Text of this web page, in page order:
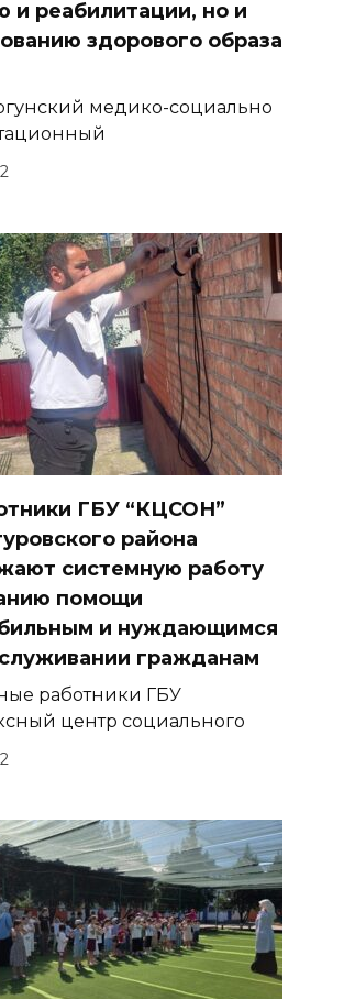
и реабилитации, но и
здорового образа
медико-социально
2
ГБУ “КЦСОН”
района
системную работу
помощи
и нуждающимся
гражданам
работники ГБУ
центр социального
2